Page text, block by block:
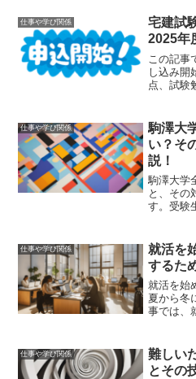
きを進め
仕事や学び関係
宅建試
2025年
この記事
し込み開
点、試験
方々がス
合格に向
提供しま
仕事や学び関係
駒澤大
い？そ
説！
駒澤大学
と、その
す。受験
仕事や学び関係
就活を
するた
就活を始
夏から冬
事では、
す。
仕事や学び関係
難しい
とその